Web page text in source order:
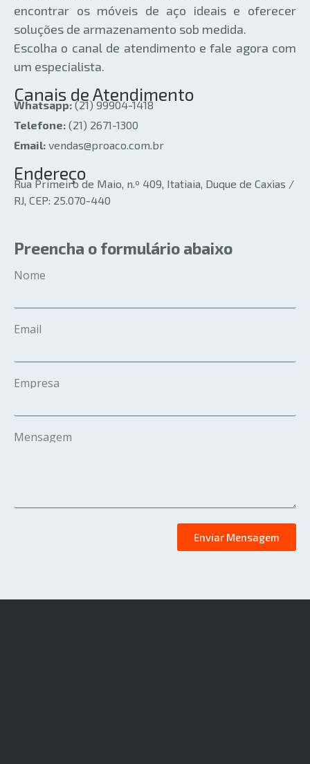
encontrar os móveis de aço ideais e oferecer
soluções de armazenamento sob medida.
Escolha o canal de atendimento e fale agora com
um especialista.
Canais de Atendimento
Whatsapp:(21) 99904-1418
Telefone: (21) 2671-1300
Email: vendas@proaco.com.br
Endereço
Rua Primeiro de Maio, n.º 409, Itatiaia, Duque de Caxias /
RJ, CEP: 25.070-440
Preencha o formulário abaixo
Nome
Email
Empresa
Mensagem
Enviar Mensagem